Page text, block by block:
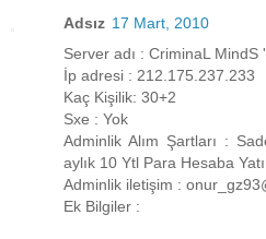
Adsız 17 Mart, 2010
Server adı : CriminaL MindS
İp adresi : 212.175.237.233
Kaç Kişilik: 30+2
Sxe : Yok
Adminlik Alım Şartları :
aylık 10 Ytl Para Hesaba
Adminlik iletişim :
Ek Bilgiler :